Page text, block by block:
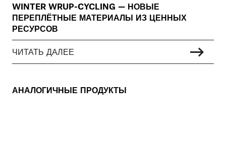
WINTER WRUP-CYCLING — НОВЫЕ
ПЕРЕПЛЁТНЫЕ МАТЕРИАЛЫ ИЗ ЦЕННЫХ
РЕСУРСОВ
ЧИТАТЬ ДАЛЕЕ
АНАЛОГИЧНЫЕ ПРОДУКТЫ